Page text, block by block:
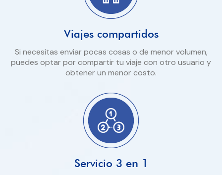
Viajes compartidos
Si necesitas enviar pocas cosas o de menor volumen,
puedes optar por compartir tu viaje con otro usuario y
obtener un menor costo.
Servicio 3 en 1